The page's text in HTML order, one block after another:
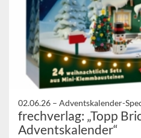
02.06.26 – Adventskalender-
frechverlag: „Topp
Adventskalender“